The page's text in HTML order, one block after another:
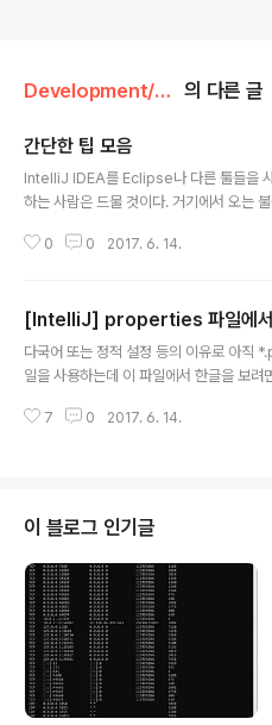
Development/Tool 의 다른 글
간단한 팁 모음
IntelliJ IDEA를 Eclipse나 다른 툴들을
하는 사람은 드물 것이다. 거기에서 오는
하고 있어 오픈소스 툴에 비해서 좀 어렵다
리고 자동완성 기능 사용하기syso와 같
자(Live Template)properties 파일에서
파일(수정한 파일)에 * 표시하기해당 클래
0 0 2017. 6. 14.
[IntelliJ] properties 파일에서
다국어 또는 정적 설정 등의 이유로 아
일을 사용하는데 이 파일에서 한글을 보
J IDEA에서는 간단한 설정을 통해 한글을
7 0 2017. 6. 14.
이 블로그 인기글